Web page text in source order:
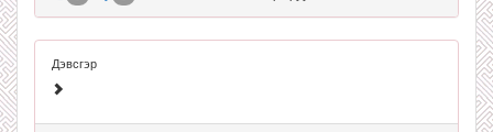
Дэвсгэр